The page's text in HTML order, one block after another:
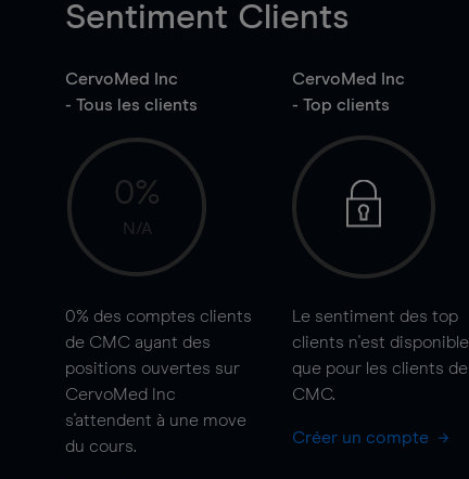
Sentiment Clients
CervoMed Inc
- Tous les clients
0%
N/A
0% des comptes clients
de CMC ayant des
positions ouvertes sur
CervoMed Inc
s'attendent à une move
du cours.
CervoMed Inc
- Top clients
Le sentiment des top
clients n'est disponible
que pour les clients de
CMC.
Créer un compte